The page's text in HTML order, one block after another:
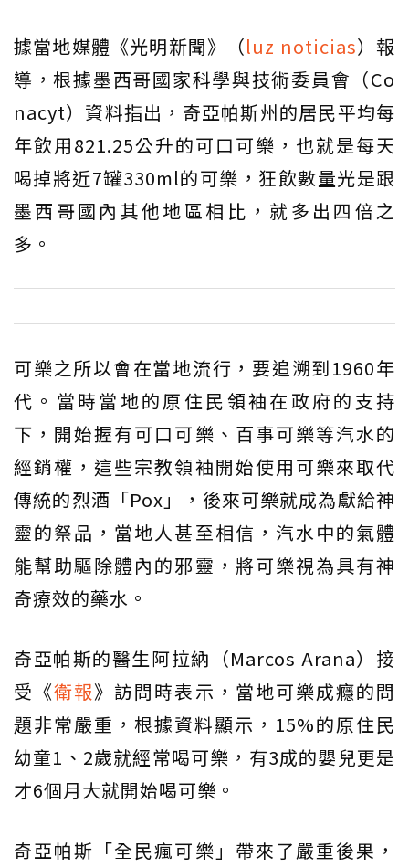
據當地媒體《光明新聞》（luz noticias）報
導，根據墨西哥國家科學與技術委員會（Co
nacyt）資料指出，奇亞帕斯州的居民平均每
年飲用821.25公升的可口可樂，也就是每天
喝掉將近7罐330ml的可樂，狂飲數量光是跟
墨西哥國內其他地區相比，就多出四倍之
多。
可樂之所以會在當地流行，要追溯到1960年
代。當時當地的原住民領袖在政府的支持
下，開始握有可口可樂、百事可樂等汽水的
經銷權，這些宗教領袖開始使用可樂來取代
傳統的烈酒「Pox」，後來可樂就成為獻給神
靈的祭品，當地人甚至相信，汽水中的氣體
能幫助驅除體內的邪靈，將可樂視為具有神
奇療效的藥水。
奇亞帕斯的醫生阿拉納（Marcos Arana）接
受《衛報》訪問時表示，當地可樂成癮的問
題非常嚴重，根據資料顯示，15%的原住民
幼童1、2歲就經常喝可樂，有3成的嬰兒更是
才6個月大就開始喝可樂。
奇亞帕斯「全民瘋可樂」帶來了嚴重後果，